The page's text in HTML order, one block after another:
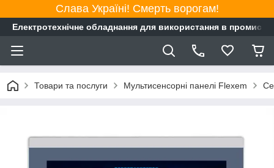
Слава Україні! Смерть ворогам!
Електротехнічне обладнання для використання в
Товари та послуги Мультисенсорні панелі Flexem